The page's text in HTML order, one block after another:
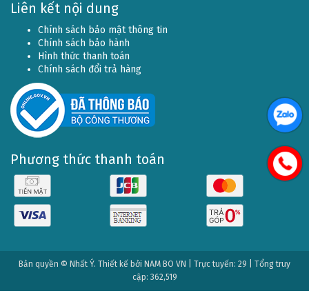
Liên kết nội dung
Chính sách bảo mật thông tin
Chính sách bảo hành
Hình thức thanh toán
Chính sách đổi trả hàng
Phương thức thanh toán
Bản quyền © Nhất Ý. Thiết kế bởi NAM BO VN
| Trực tuyến: 29 | Tổng truy
cập: 362,519